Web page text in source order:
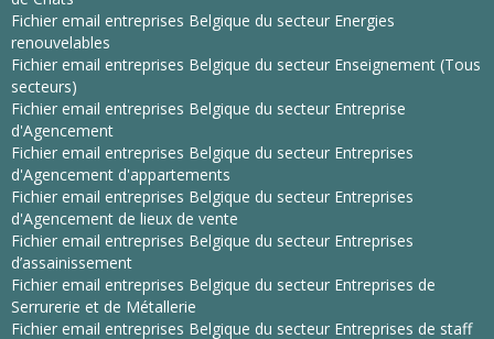
Fichier email entreprises Belgique du secteur Energies
renouvelables
Fichier email entreprises Belgique du secteur Enseignement (Tous
secteurs)
Fichier email entreprises Belgique du secteur Entreprise
d'Agencement
Fichier email entreprises Belgique du secteur Entreprises
d'Agencement d'appartements
Fichier email entreprises Belgique du secteur Entreprises
d'Agencement de lieux de vente
Fichier email entreprises Belgique du secteur Entreprises
d’assainissement
Fichier email entreprises Belgique du secteur Entreprises de
Serrurerie et de Métallerie
Fichier email entreprises Belgique du secteur Entreprises de staff